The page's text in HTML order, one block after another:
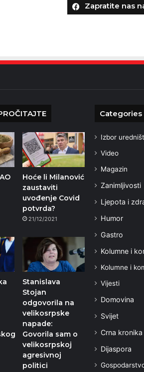
Zapratite nas
Hoće li Milanović
zaustaviti
uvođenje Covid
potvrda?
21/12/2021
Stanislava
Stojan
odgovorila na
velikosrpske
napade:
Govorila sam o
velikosrpskoj
agresivnoj
politici
Categories
Izbor
Video
Magazin
Zanimljivosti
Ljepota i
Humor
Gastro
Kolumne i
Kolumne i
Vijesti
Domovina
Svijet
Crna kronika
Dijaspora